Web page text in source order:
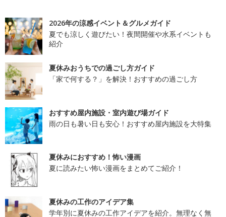
2026年の涼感イベント＆グルメガイド
夏でも涼しく遊びたい！夜間開催や水系イベントも
紹介
夏休みおうちでの過ごし方ガイド
「家で何する？」を解決！おすすめの過ごし方
おすすめ屋内施設・室内遊び場ガイド
雨の日も暑い日も安心！おすすめ屋内施設を大特集
夏休みにおすすめ！怖い漫画
夏に読みたい怖い漫画をまとめてご紹介！
夏休みの工作のアイデア集
学年別に夏休みの工作アイデアを紹介。無理なく無